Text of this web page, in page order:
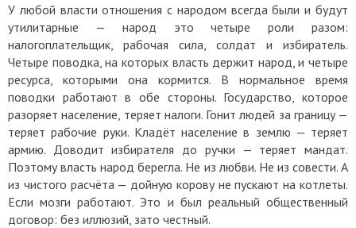
У любой власти отношения с народом всегда были и будут
утилитарные — народ это четыре роли разом:
налогоплательщик, рабочая сила, солдат и избиратель.
Четыре поводка, на которых власть держит народ, и четыре
ресурса, которыми она кормится. В нормальное время
поводки работают в обе стороны. Государство, которое
разоряет население, теряет налоги. Гонит людей за границу —
теряет рабочие руки. Кладёт население в землю — теряет
армию. Доводит избирателя до ручки — теряет мандат.
Поэтому власть народ берегла. Не из любви. Не из совести. А
из чистого расчёта — дойную корову не пускают на котлеты.
Если мозги работают. Это и был реальный общественный
договор: без иллюзий, зато честный.